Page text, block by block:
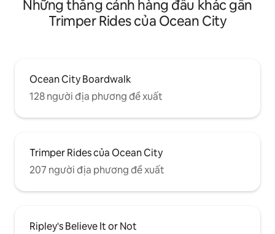
Những thắng cảnh hàng đầu khác gần
Trimper Rides của Ocean City
Ocean City Boardwalk
128 người địa phương đề xuất
Trimper Rides của Ocean City
207 người địa phương đề xuất
Ripley's Believe It or Not